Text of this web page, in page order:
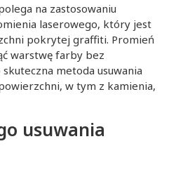
na zastosowaniu
laserowego, który jest
pokrytej graffiti. Promień
warstwę farby bez
skuteczna metoda usuwania
w tym z kamienia,
usuwania